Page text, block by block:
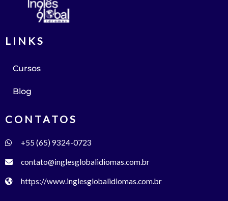
LINKS
Cursos
Blog
CONTATOS
+55 (65) 9324-0723
contato@inglesglobalidiomas.com.br
https://www.inglesglobalidiomas.com.br